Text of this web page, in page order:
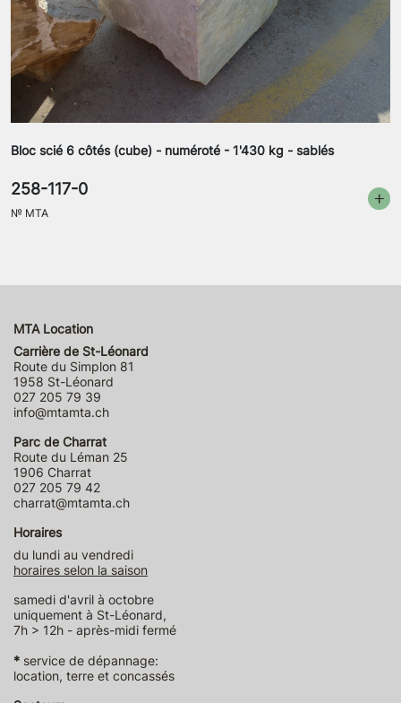
Bloc scié 6 côtés (cube) - numéroté - 1'430 kg - sablés
258-117-0
№ MTA
MTA Location
Carrière de St-Léonard
Route du Simplon 81
1958 St-Léonard
027 205 79 39
info@mtamta.ch
Parc de Charrat
Route du Léman 25
1906 Charrat
027 205 79 42
charrat@mtamta.ch
Horaires
du lundi au vendredi
horaires selon la saison
samedi d'avril à octobre
uniquement à St-Léonard,
7h > 12h - après-midi fermé
* service de dépannage:
location, terre et concassés